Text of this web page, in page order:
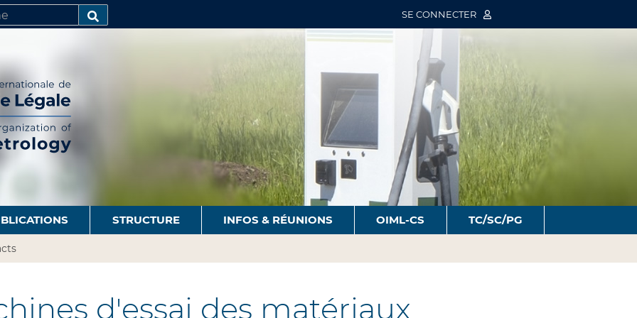
SE CONNECTER
STRUCTURE INFOS & RÉUNIONS OIML-CS TC/SC/PG
d'essai des matériaux